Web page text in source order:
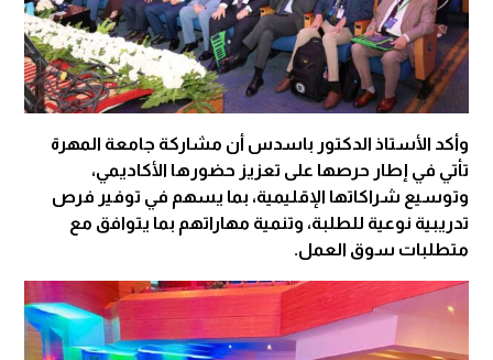
وأكد الأستاذ الدكتور باسدس أن مشاركة جامعة المهرة
تأتي في إطار حرصها على تعزيز حضورها الأكاديمي،
وتوسيع شراكاتها الإقليمية، بما يسهم في توفير فرص
تدريبية نوعية للطلبة، وتنمية مهاراتهم بما يتوافق مع
متطلبات سوق العمل.